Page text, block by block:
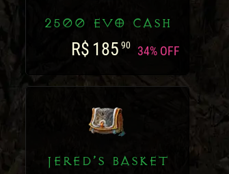
2500 EVO CASH
R$ 185 90 34% OFF
JERED’S BASKET